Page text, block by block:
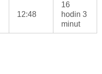
12:48
16
hodin 3
minut